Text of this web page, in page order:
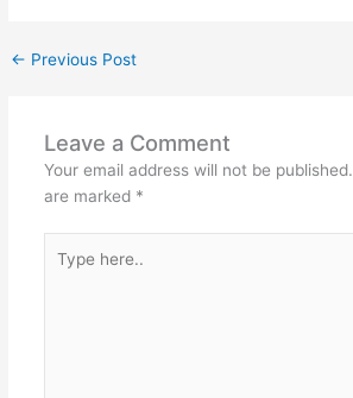
← Previous Post
Leave a Comment
Your email address will not be published.
are marked *
here..